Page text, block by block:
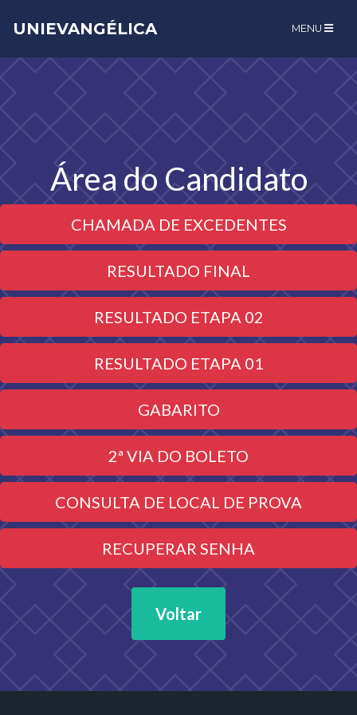
UNIEVANGÉLICA MENU
Área do Candidato
CHAMADA DE EXCEDENTES
RESULTADO FINAL
RESULTADO ETAPA 02
RESULTADO ETAPA 01
GABARITO
2ª VIA DO BOLETO
CONSULTA DE LOCAL DE PROVA
RECUPERAR SENHA
Voltar